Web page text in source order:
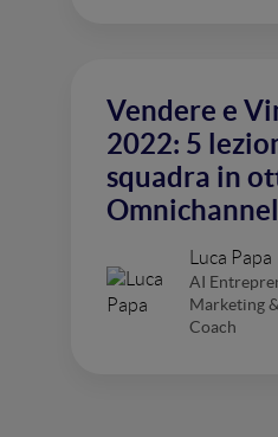
Vendere e
2022: 5
squadra in
Luca Papa
AI
Marketing
Coach